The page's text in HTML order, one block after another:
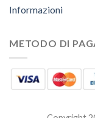
Informazioni
METODO DI